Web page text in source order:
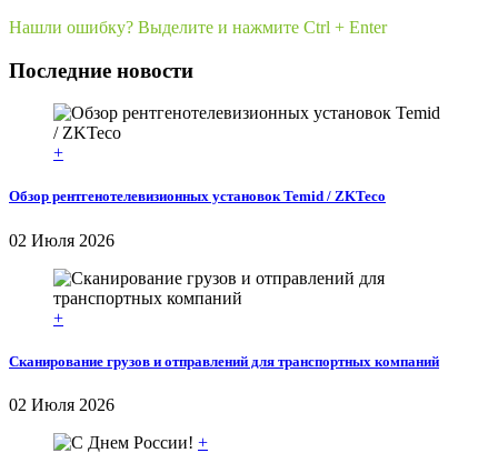
Нашли ошибку? Выделите и нажмите Ctrl + Enter
Последние новости
+
Обзор рентгенотелевизионных установок Temid / ZKTeco
02 Июля 2026
+
Сканирование грузов и отправлений для транспортных компаний
02 Июля 2026
+